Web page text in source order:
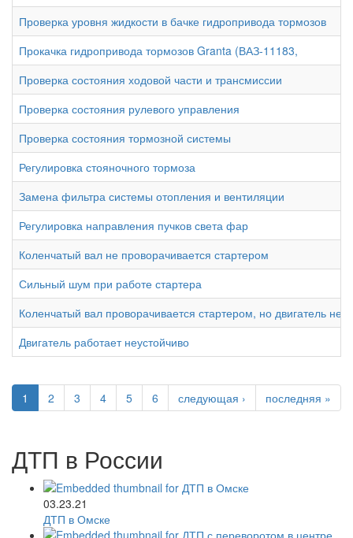
Проверка уровня жидкости в бачке гидропривода тормозов
Прокачка гидропривода тормозов Granta (ВАЗ-11183,
Проверка состояния ходовой части и трансмиссии
Проверка состояния рулевого управления
Проверка состояния тормозной системы
Регулировка стояночного тормоза
Замена фильтра системы отопления и вентиляции
Регулировка направления пучков света фар
Коленчатый вал не проворачивается стартером
Сильный шум при работе стартера
Коленчатый вал проворачивается стартером, но двигатель не
Двигатель работает неустойчиво
1 2 3 4 5 6 следующая › последняя »
ДТП в России
03.23.21
ДТП в Омске